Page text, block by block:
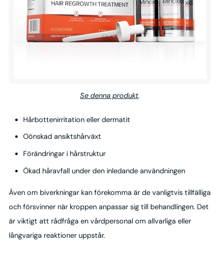
Se denna produkt.
Hårbottenirritation eller dermatit
Oönskad ansiktshårväxt
Förändringar i hårstruktur
Ökad håravfall under den inledande användningen
Även om biverkningar kan förekomma är de vanligtvis tillfälliga
och försvinner när kroppen anpassar sig till behandlingen. Det
är viktigt att rådfråga en vårdpersonal om allvarliga eller
långvariga reaktioner uppstår.